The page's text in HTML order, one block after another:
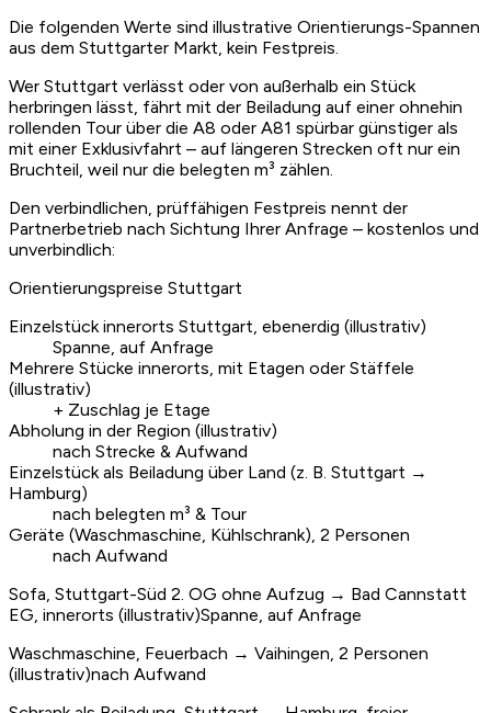
Die folgenden Werte sind illustrative Orientierungs-Spannen
aus dem Stuttgarter Markt, kein Festpreis.
Wer Stuttgart verlässt oder von außerhalb ein Stück
herbringen lässt, fährt mit der Beiladung auf einer ohnehin
rollenden Tour über die A8 oder A81 spürbar günstiger als
mit einer Exklusivfahrt – auf längeren Strecken oft nur ein
Bruchteil, weil nur die belegten m³ zählen.
Den verbindlichen, prüffähigen Festpreis nennt der
Partnerbetrieb nach Sichtung Ihrer Anfrage – kostenlos und
unverbindlich:
Orientierungspreise Stuttgart
Einzelstück innerorts Stuttgart, ebenerdig (illustrativ)
Spanne, auf Anfrage
Mehrere Stücke innerorts, mit Etagen oder Stäffele
(illustrativ)
+ Zuschlag je Etage
Abholung in der Region (illustrativ)
nach Strecke & Aufwand
Einzelstück als Beiladung über Land (z. B. Stuttgart →
Hamburg)
nach belegten m³ & Tour
Geräte (Waschmaschine, Kühlschrank), 2 Personen
nach Aufwand
Sofa, Stuttgart-Süd 2. OG ohne Aufzug → Bad Cannstatt
EG, innerorts (illustrativ)Spanne, auf Anfrage
Waschmaschine, Feuerbach → Vaihingen, 2 Personen
(illustrativ)nach Aufwand